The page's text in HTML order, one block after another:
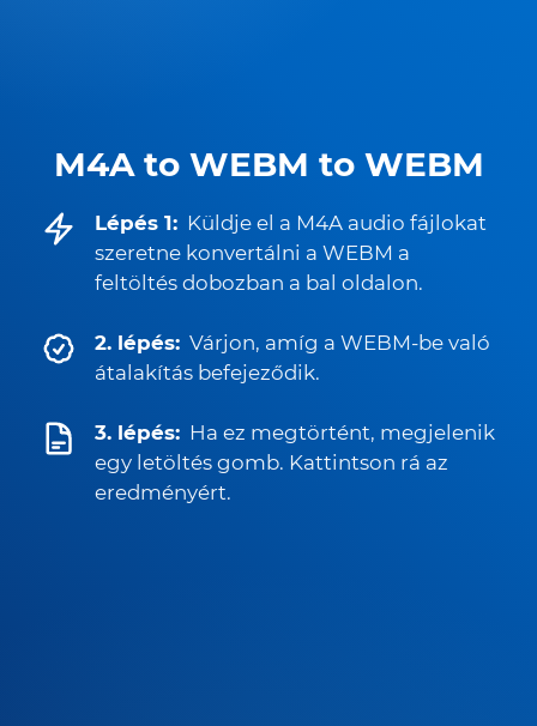
M4A to WEBM to WEBM
Lépés 1: Küldje el a M4A audio fájlokat
szeretne konvertálni a WEBM a
feltöltés dobozban a bal oldalon.
2. lépés: Várjon, amíg a WEBM-be való
átalakítás befejeződik.
3. lépés: Ha ez megtörtént, megjelenik
egy letöltés gomb. Kattintson rá az
eredményért.